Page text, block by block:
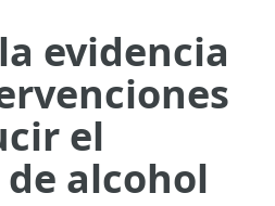
evidencia
el
alcohol